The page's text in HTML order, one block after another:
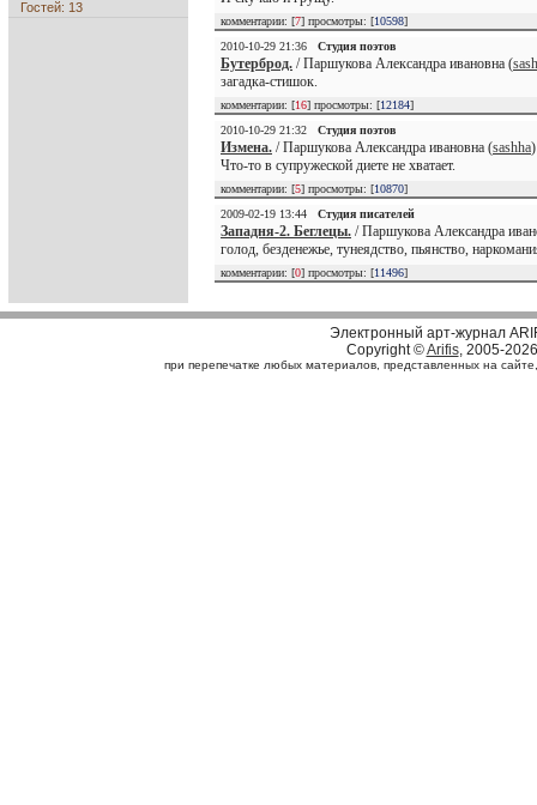
Гостей: 13
комментарии: [7] просмотры: [10598]
2010-10-29 21:36
Студия поэтов
Бутерброд. / Паршукова Александра ивановна (
загадка-стишок.
комментарии: [16] просмотры: [12184]
2010-10-29 21:32
Студия поэтов
Измена. / Паршукова Александра ивановна (sashha)
Что-то в супружеской диете не хватает.
комментарии: [5] просмотры: [10870]
2009-02-19 13:44
Студия писателей
Западня-2. Беглецы. / Паршукова Александра
голод, безденежье, тунеядство, пьянство,
комментарии: [0] просмотры: [11496]
Электронный арт-журнал
Copyright ©Arifis, 2005-2026
при перепечатке любых материалов, представленных на